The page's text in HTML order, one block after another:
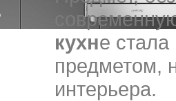
кухне
предметом,
интерьера.